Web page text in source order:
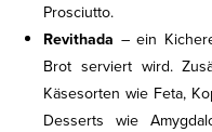
Prosciutto.
Revithada – ein
Brot serviert wird.
Käsesorten wie Feta,
Desserts wie